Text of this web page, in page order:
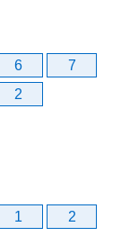
6
7
2
1
2